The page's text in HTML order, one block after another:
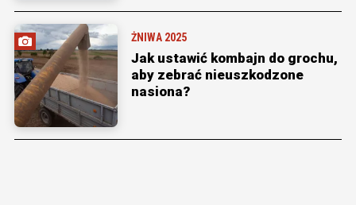
ŻNIWA 2025
Jak ustawić kombajn do grochu,
aby zebrać nieuszkodzone
nasiona?